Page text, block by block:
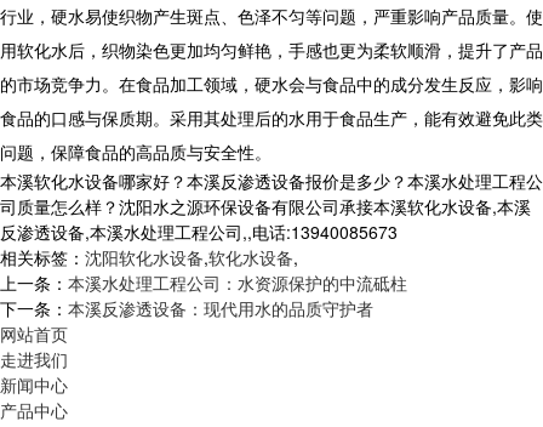
行业，硬水易使织物产生斑点、色泽不匀等问题，严重影响产品质量。使
用软化水后，织物染色更加均匀鲜艳，手感也更为柔软顺滑，提升了产品
的市场竞争力。在食品加工领域，硬水会与食品中的成分发生反应，影响
食品的口感与保质期。采用其处理后的水用于食品生产，能有效避免此类
问题，保障食品的高品质与安全性。
本溪软化水设备哪家好？本溪反渗透设备报价是多少？本溪水处理工程公
司质量怎么样？沈阳水之源环保设备有限公司承接本溪软化水设备,本溪
反渗透设备,本溪水处理工程公司,,电话:13940085673
相关标签： 沈阳软化水设备,软化水设备,
上一条： 本溪水处理工程公司：水资源保护的中流砥柱
下一条： 本溪反渗透设备：现代用水的品质守护者
网站首页
走进我们
新闻中心
产品中心